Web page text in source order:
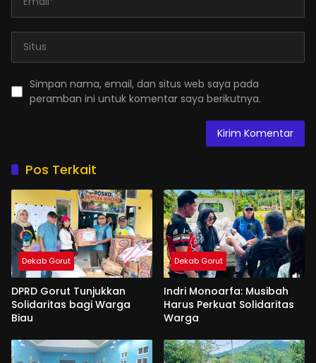
Simpan nama, email, dan situs web saya pada
peramban ini untuk komentar saya berikutnya.
Pos Terkait
Dekab Gorut
DPRD Gorut Tunjukkan
Solidaritas bagi Warga
Biau
Dekab Gorut
Indri Monoarfa: Musibah
Harus Perkuat Solidaritas
Warga